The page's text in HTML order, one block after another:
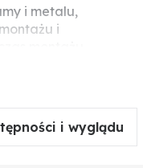
i metalu,
i
felgą a oponą,
zapobiega
i wyglądu